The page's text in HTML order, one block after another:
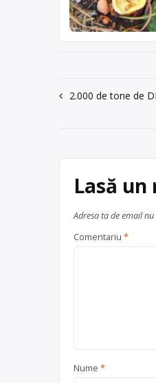
Navigare
2.000 de tone de
Lasă un
Adresa ta de email
Comentariu *
Nume *